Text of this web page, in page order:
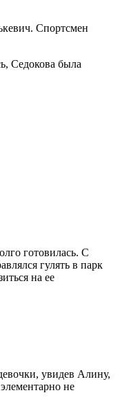
Спортсмен
Седокова была
готовилась. С
гулять в парк
на ее
увидев Алину,
не